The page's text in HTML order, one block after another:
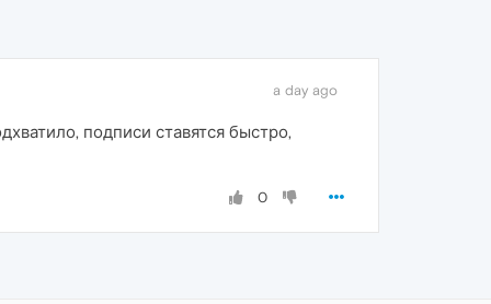
a day ago
подписи ставятся быстро,
0